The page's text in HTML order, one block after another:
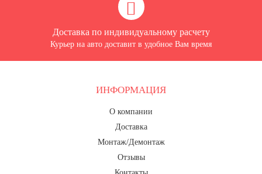
Доставка по индивидуальному расчету
Курьер на авто доставит в удобное Вам время
ИНФОРМАЦИЯ
О компании
Доставка
Монтаж/Демонтаж
Отзывы